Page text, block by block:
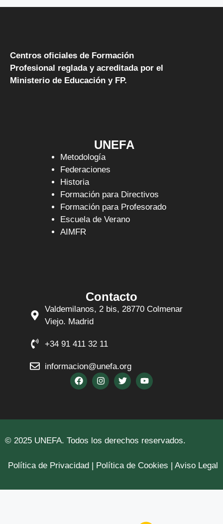
Centros oficiales de Formación
Profesional reglada y acreditada por el
Ministerio de Educación y FP.
UNEFA
Metodología
Federaciones
Historia
Formación para Directivos
Formación para Profesorado
Escuela de Verano
AIMFR
Contacto
Valdemilanos, 2 bis, 28770 Colmenar
Viejo. Madrid
+34 91 411 32 11
informacion@unefa.org
© 2025 UNEFA. Todos los derechos reservados.
Política de Privacidad | Política de Cookies | Aviso Legal